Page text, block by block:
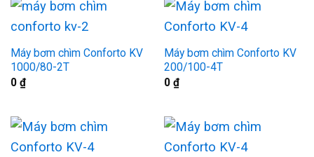
Máy bơm chìm Conforto KV
1000/80-2T
0 ₫
Máy bơm chìm Conforto KV
200/100-4T
0 ₫